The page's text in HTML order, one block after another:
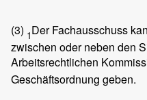
(3) 1Der Fachausschuss
zwischen oder neben den
Arbeitsrechtlichen
Geschäftsordnung geben.